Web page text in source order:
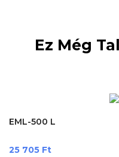
Ez Még
EML-500 L
Ár
25 705 Ft